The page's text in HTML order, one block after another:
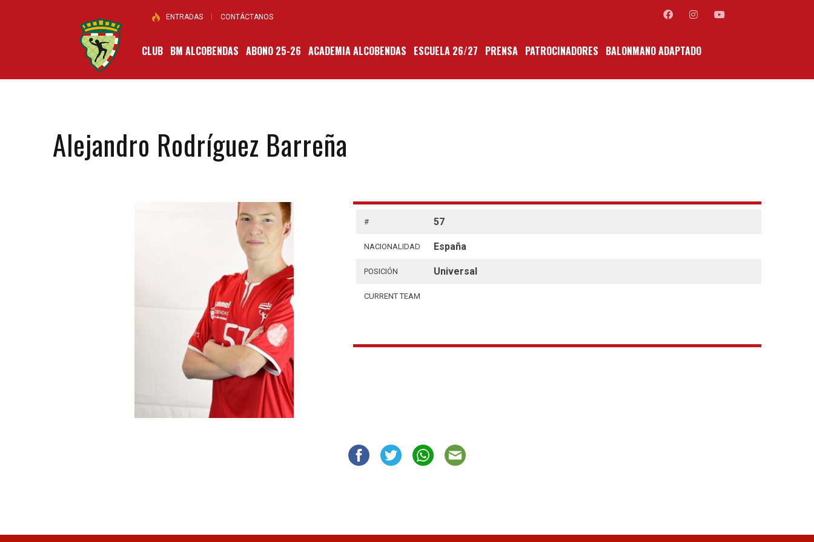
ENTRADAS CONTÁCTANOS
CLUB BM ALCOBENDAS ABONO 25-26 ACADEMIA ALCOBENDAS ESCUELA 26/27 PRENSA PATROCINADORES BALONMANO ADAPTADO
Alejandro Rodríguez Barreña
# 57
NACIONALIDAD España
POSICIÓN Universal
CURRENT TEAM